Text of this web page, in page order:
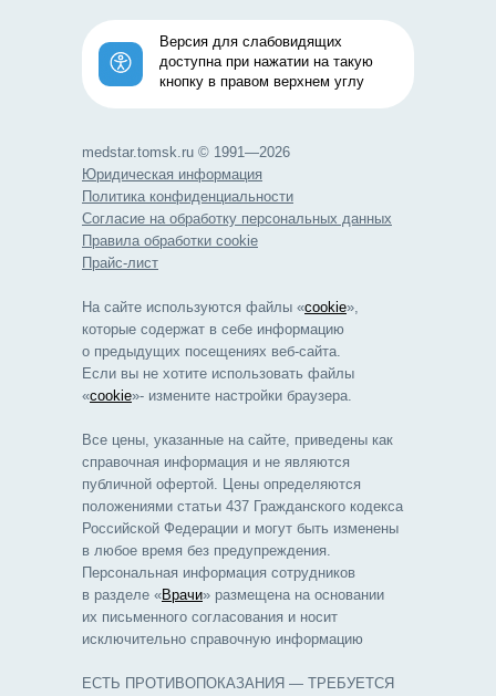
medstar.tomsk.ru © 1991—2026
Юридическая информация
Политика конфиденциальности
Согласие на обработку персональных данных
Правила обработки cookie
Прайс-лист
На сайте используются файлы «cookie»,
которые содержат в себе информацию
о предыдущих посещениях веб-сайта.
Если вы не хотите использовать файлы
«cookie»- измените настройки браузера.
Все цены, указанные на сайте, приведены как
справочная информация и не являются
публичной офертой. Цены определяются
положениями статьи 437 Гражданского кодекса
Российской Федерации и могут быть изменены
в любое время без предупреждения.
Персональная информация сотрудников
в разделе «Врачи» размещена на основании
их письменного согласования и носит
исключительно справочную информацию
ЕСТЬ ПРОТИВОПОКАЗАНИЯ — ТРЕБУЕТСЯ
Версия для слабовидящих
доступна при нажатии на такую
кнопку в правом верхнем углу